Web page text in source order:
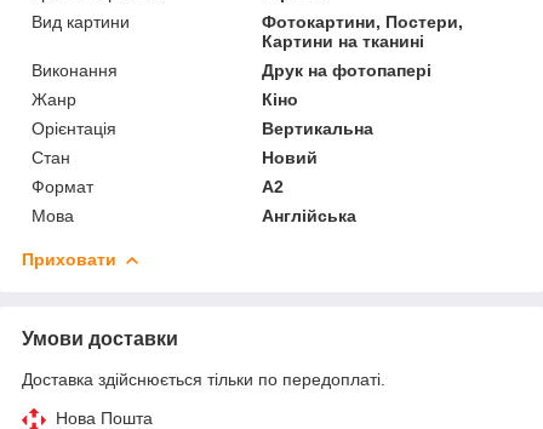
Вид картини
Фотокартини, Постери,
Картини на тканині
Виконання
Друк на фотопапері
Жанр
Кіно
Орієнтація
Вертикальна
Стан
Новий
Формат
A2
Мова
Англійська
Приховати
Умови доставки
Доставка здійснюється тільки по передоплаті.
Нова Пошта